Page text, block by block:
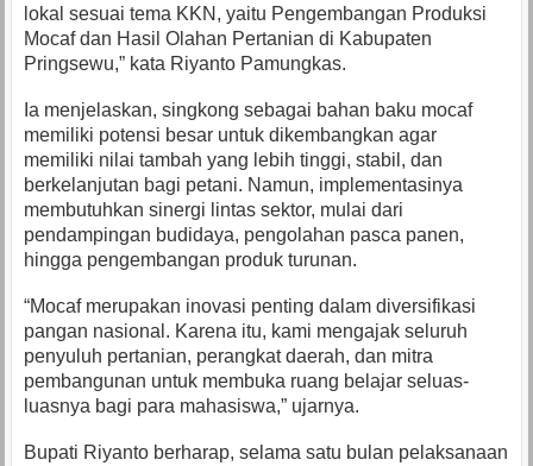
lokal sesuai tema KKN, yaitu Pengembangan Produksi
Mocaf dan Hasil Olahan Pertanian di Kabupaten
Pringsewu,” kata Riyanto Pamungkas.
Ia menjelaskan, singkong sebagai bahan baku mocaf
memiliki potensi besar untuk dikembangkan agar
memiliki nilai tambah yang lebih tinggi, stabil, dan
berkelanjutan bagi petani. Namun, implementasinya
membutuhkan sinergi lintas sektor, mulai dari
pendampingan budidaya, pengolahan pasca panen,
hingga pengembangan produk turunan.
“Mocaf merupakan inovasi penting dalam diversifikasi
pangan nasional. Karena itu, kami mengajak seluruh
penyuluh pertanian, perangkat daerah, dan mitra
pembangunan untuk membuka ruang belajar seluas-
luasnya bagi para mahasiswa,” ujarnya.
Bupati Riyanto berharap, selama satu bulan pelaksanaan